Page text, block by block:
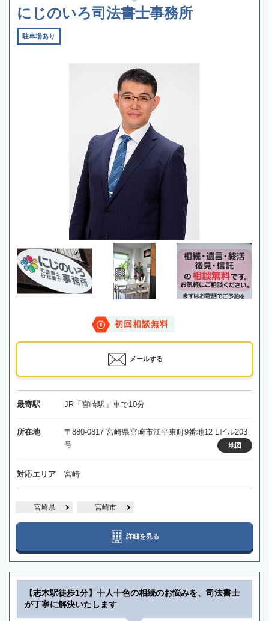
にじのいろ司法書士事務所
駐車場あり
初回相談無料
メールする
最寄駅 JR「宮崎駅」車で10分
所在地
〒880-0817 宮崎県宮崎市江平東町9番地12 Lビル203
号
地図
対応エリア 宮崎
宮崎県 宮崎市
詳細を見る
【志木駅徒歩1分】十人十色の相続のお悩みを、司法書士
が丁寧に解決いたします